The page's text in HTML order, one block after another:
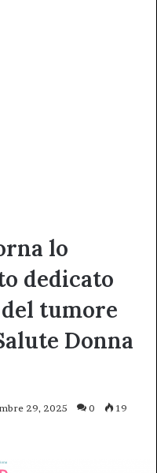
lo
dedicato
tumore
Donna
29, 2025 0 19